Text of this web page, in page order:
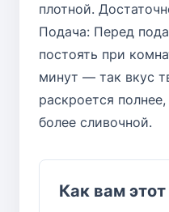
плотной.
Подача: Перед
постоять при
минут — так вкус
раскроется
более сливочной.
Как вам